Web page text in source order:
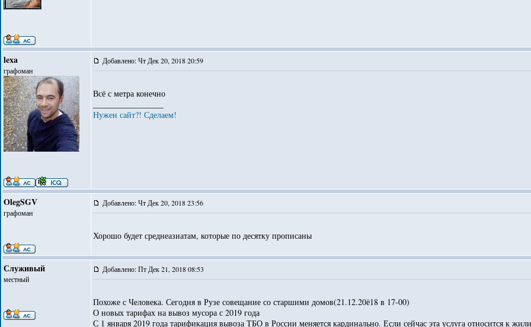
lexa
графоман
Добавлено: Чт Дек 20, 2018 20:59
Всё с метра конечно
Нужен сайт?! Сделаем!
OlegSGV
графоман
Добавлено: Чт Дек 20, 2018 23:56
Хорошо будет среднеазиатам, которые по десятку прописаны
Служивый
местный
Добавлено: Пт Дек 21, 2018 08:53
Похоже с Человека. Сегодня в Рузе совещание со старшими домов(21.12.20ё18 в 17-00)
О новых тарифах на вывоз мусора с 2019 года
С 1 января 2019 года тарификация вывоза ТБО в России меняется кардинально. Если сейчас эта услуга относится к